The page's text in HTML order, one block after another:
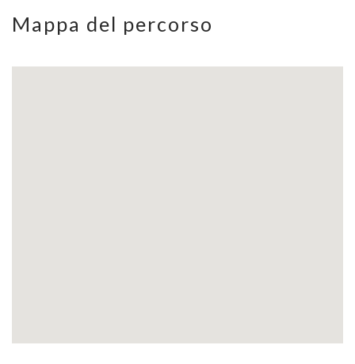
Mappa del percorso